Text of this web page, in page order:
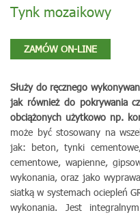
Tynk mozaikowy
ZAMÓW ON-LINE
Służy do ręcznego
jak również do pokrywania
obciążonych użytkowo np.
może być stosowany na
jak: beton, tynki
cementowe, wapienne,
wykonania, oraz jako
siatką w systemach ociepleń
wykonania. Jest